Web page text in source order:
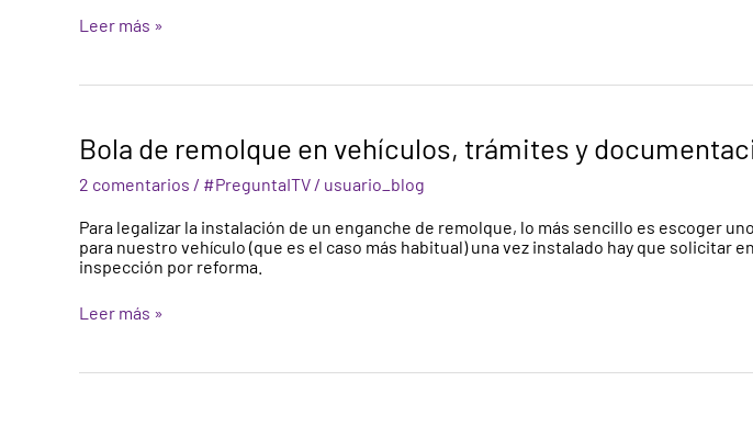
Leer más »
Bola de remolque en vehículos, trámites y
2 comentarios / #PreguntaITV / usuario_blog
Para legalizar la instalación de un enganche de remolque, lo más sencillo es escoger
para nuestro vehículo (que es el caso más habitual) una vez instalado hay que solicitar
inspección por reforma.
Bola
de
remolque
en
trámites
y
documentación
la
Leer más »